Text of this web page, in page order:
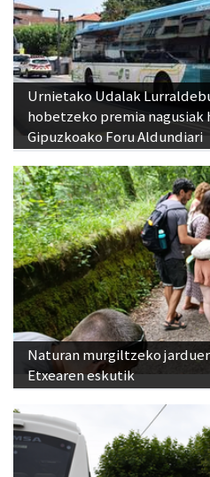
Urnietako Udalak
hobetzeko premia nagusiak
Gipuzkoako Foru Aldundiari
Naturan murgiltzeko
Etxearen eskutik